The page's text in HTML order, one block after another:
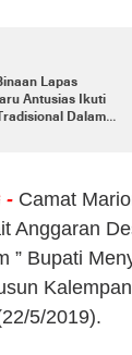
Lapas
Antusias Ikuti
Dalam
- Camat
Anggaran
” Bupati
5/2019).